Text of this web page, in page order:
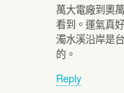
萬大電廠到奧
看到。運氣真
濁水溪沿岸是
的。
Reply